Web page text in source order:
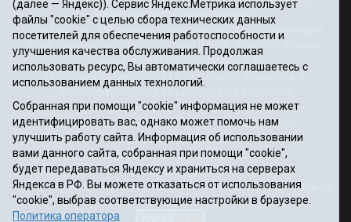
коммуникаций (Роскомнадзор)
Учредитель: Автономная некоммерческая организация
«Информационно-издательский центр «Красное знамя».
Главный редактор Некрасова Т. В.
Почтовый адрес: 625031 г.Тюмень. ул. Шишкова, 6
Электронная почта объединенной редакции:
krasnoeznam@rambler.ru
Телефоны 8 (3452) 34-80-60, 69-56-73, 69-56-47
Политика оператора
Информация об учреждении
Публичная оферта
При использовании материалов ссылка на сайт обязательна.
12+
(далее — Яндекс)). Сервис Яндекс.Метрика использует
файлы "cookie" с целью сбора технических данных
посетителей для обеспечения работоспособности и
улучшения качества обслуживания. Продолжая
использовать ресурс, Вы автоматически соглашаетесь с
использованием данных технологий.
Собранная при помощи "cookie" информация не может
идентифицировать вас, однако может помочь нам
улучшить работу сайта. Информация об использовании
вами данного сайта, собранная при помощи "cookie",
будет передаваться Яндексу и храниться на серверах
Яндекса в РФ. Вы можете отказаться от использования
"cookie", выбрав соответствующие настройки в браузере.
Политика оператора